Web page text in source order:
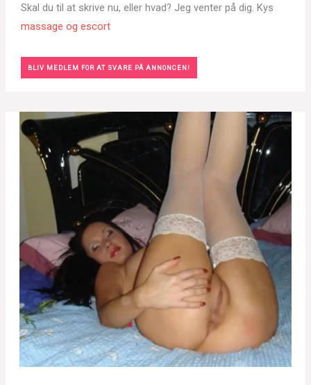
Skal du til at skrive nu, eller hvad? Jeg venter på dig. Kys
massage og escort
BLIV MEDLEM FOR AT SVARE PÅ ANNONCEN!